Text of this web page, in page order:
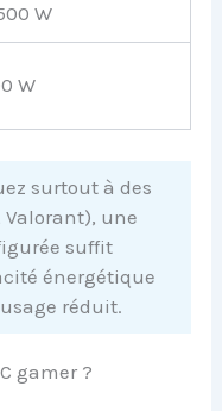
W
W
surtout à des
Valorant), une
suffit
énergétique
réduit.
gamer ?